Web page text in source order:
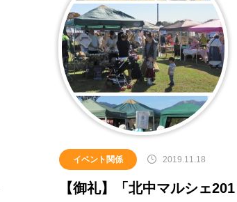
イベント関係 2019.11.18
【御礼】「北中マルシェ201